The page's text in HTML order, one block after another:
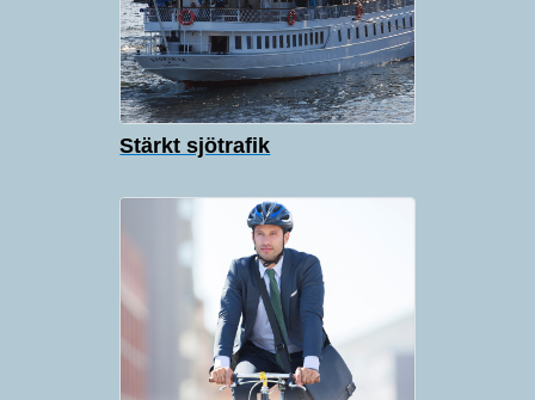
Stärkt sjötrafik